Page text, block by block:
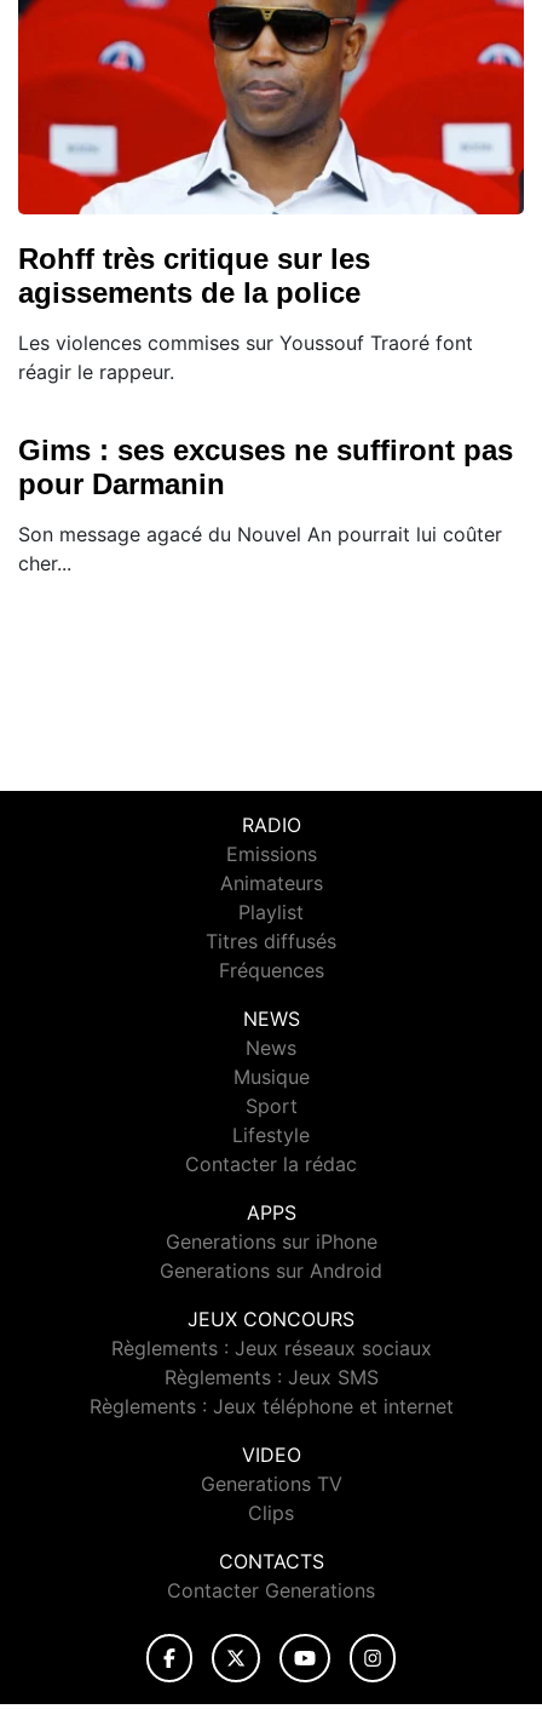
Rohff très critique sur les
agissements de la police
Les violences commises sur Youssouf Traoré font
réagir le rappeur.
Gims : ses excuses ne suffiront pas
pour Darmanin
Son message agacé du Nouvel An pourrait lui coûter
cher...
RADIO
Emissions
Animateurs
Playlist
Titres diffusés
Fréquences
NEWS
News
Musique
Sport
Lifestyle
Contacter la rédac
APPS
Generations sur iPhone
Generations sur Android
JEUX CONCOURS
Règlements : Jeux réseaux sociaux
Règlements : Jeux SMS
Règlements : Jeux téléphone et internet
VIDEO
Generations TV
Clips
CONTACTS
Contacter Generations